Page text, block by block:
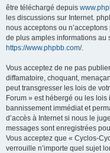
être téléchargé depuis
les discussions sur Internet.
nous acceptons ou
de plus amples informations au
https://www.phpbb.com/.
Vous acceptez de ne pas
diffamatoire, choquant,
peut transgresser les lois de
Forum » est hébergé ou les
bannissement immédiat et
d’accès à Internet si nous le
messages sont enregistrées
Vous acceptez que « Cyclos-
verrouille n’importe quel sujet